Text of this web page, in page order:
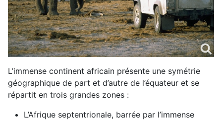
L’immense continent africain présente une symétrie
géographique de part et d’autre de l’équateur et se
répartit en trois grandes zones :
L’Afrique septentrionale, barrée par l’immense